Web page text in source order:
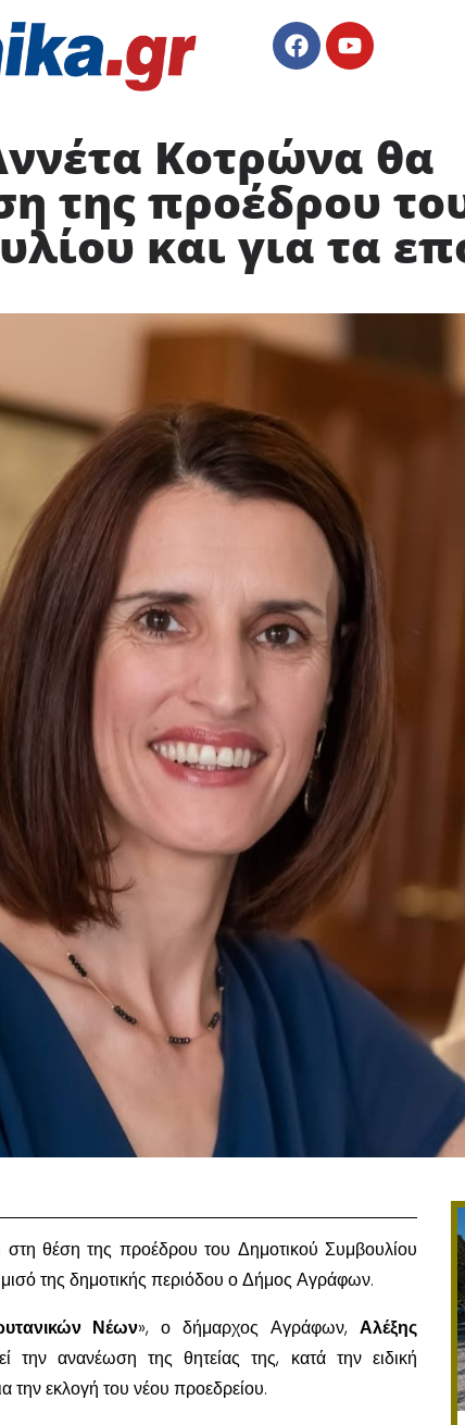
Κοτρώνα θα
της προέδρου
και για τα
στη θέση της προέδρου του Δημοτικού Συμβουλίου
μισό της δημοτικής περιόδου ο Δήμος Αγράφων.
Νέων», ο δήμαρχος Αγράφων,Αλέξης
την ανανέωση της θητείας της, κατά την ειδική
την εκλογή του νέου προεδρείου.